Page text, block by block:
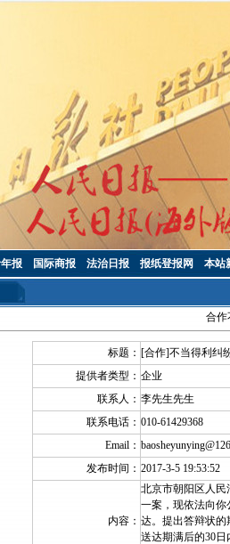
报 国际商报 法治日报 报纸登报网 本站
合作
标题： [合作]不当得利纠
提供者类型： 企业
联系人： 李先生先生
联系电话： 010-61429368
Email：
发布时间： 2017-3-5 19:53:52
内容：
北京市朝阳区人
一案，现依法向你
达。提出答辩状的
送达期满后的30